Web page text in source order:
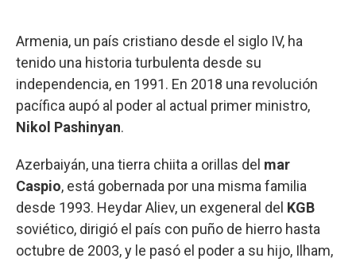
Armenia, un país cristiano desde el siglo IV, ha
tenido una historia turbulenta desde su
independencia, en 1991. En 2018 una revolución
pacífica aupó al poder al actual primer ministro,
Nikol Pashinyan.
Azerbaiyán, una tierra chiita a orillas del mar
Caspio, está gobernada por una misma familia
desde 1993. Heydar Aliev, un exgeneral del KGB
soviético, dirigió el país con puño de hierro hasta
octubre de 2003, y le pasó el poder a su hijo, Ilham,